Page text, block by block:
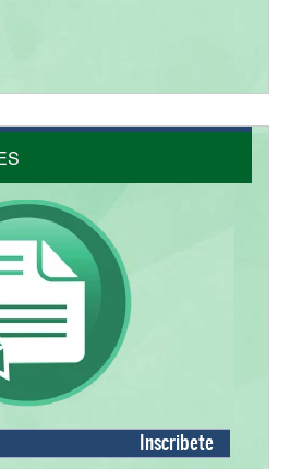
Inscribete